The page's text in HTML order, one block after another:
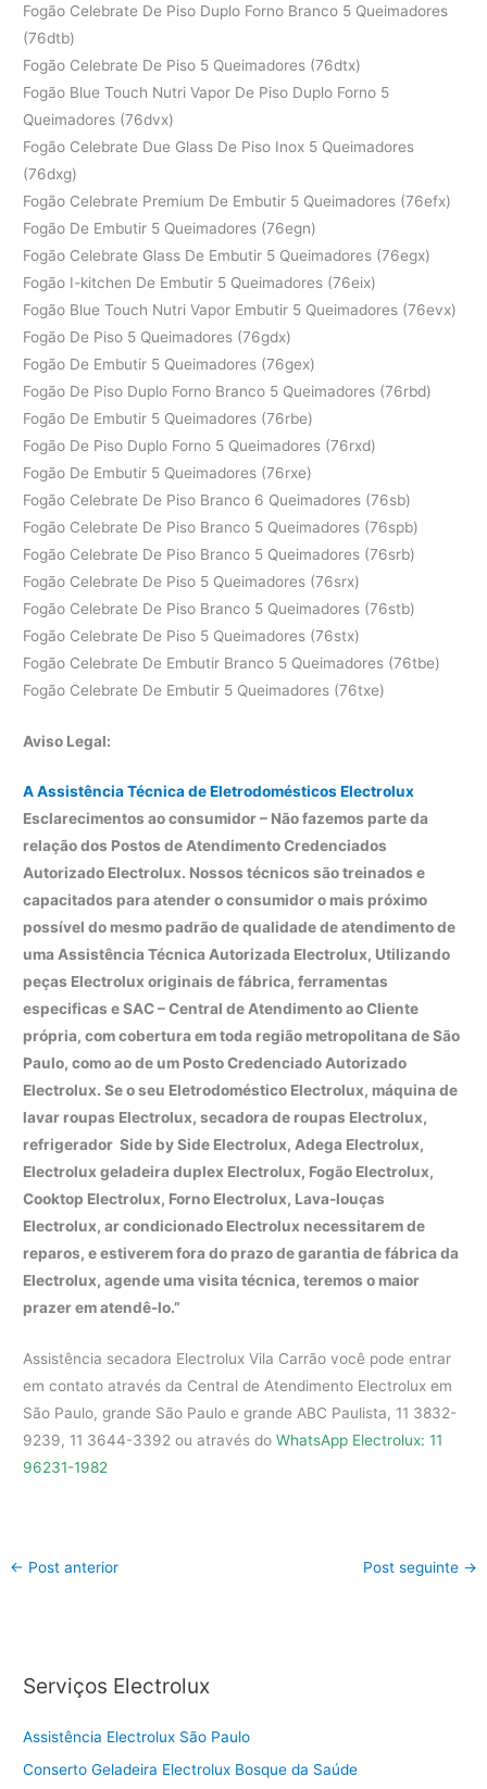
Fogão Celebrate De Piso Duplo Forno Branco 5 Queimadores
(76dtb)
Fogão Celebrate De Piso 5 Queimadores (76dtx)
Fogão Blue Touch Nutri Vapor De Piso Duplo Forno 5
Queimadores (76dvx)
Fogão Celebrate Due Glass De Piso Inox 5 Queimadores
(76dxg)
Fogão Celebrate Premium De Embutir 5 Queimadores (76efx)
Fogão De Embutir 5 Queimadores (76egn)
Fogão Celebrate Glass De Embutir 5 Queimadores (76egx)
Fogão I-kitchen De Embutir 5 Queimadores (76eix)
Fogão Blue Touch Nutri Vapor Embutir 5 Queimadores (76evx)
Fogão De Piso 5 Queimadores (76gdx)
Fogão De Embutir 5 Queimadores (76gex)
Fogão De Piso Duplo Forno Branco 5 Queimadores (76rbd)
Fogão De Embutir 5 Queimadores (76rbe)
Fogão De Piso Duplo Forno 5 Queimadores (76rxd)
Fogão De Embutir 5 Queimadores (76rxe)
Fogão Celebrate De Piso Branco 6 Queimadores (76sb)
Fogão Celebrate De Piso Branco 5 Queimadores (76spb)
Fogão Celebrate De Piso Branco 5 Queimadores (76srb)
Fogão Celebrate De Piso 5 Queimadores (76srx)
Fogão Celebrate De Piso Branco 5 Queimadores (76stb)
Fogão Celebrate De Piso 5 Queimadores (76stx)
Fogão Celebrate De Embutir Branco 5 Queimadores (76tbe)
Fogão Celebrate De Embutir 5 Queimadores (76txe)
Aviso Legal:
A Assistência Técnica de Eletrodomésticos Electrolux
Esclarecimentos ao consumidor – Não fazemos parte da
relação dos Postos de Atendimento Credenciados
Autorizado Electrolux. Nossos técnicos são treinados e
capacitados para atender o consumidor o mais próximo
possível do mesmo padrão de qualidade de atendimento de
uma Assistência Técnica Autorizada Electrolux, Utilizando
peças Electrolux originais de fábrica, ferramentas
especificas e SAC – Central de Atendimento ao Cliente
própria, com cobertura em toda região metropolitana de São
Paulo, como ao de um Posto Credenciado Autorizado
Electrolux. Se o seu Eletrodoméstico Electrolux, máquina de
lavar roupas Electrolux, secadora de roupas Electrolux,
refrigerador Side by Side Electrolux, Adega Electrolux,
Electrolux geladeira duplex Electrolux, Fogão Electrolux,
Cooktop Electrolux, Forno Electrolux, Lava-louças
Electrolux, ar condicionado Electrolux necessitarem de
reparos, e estiverem fora do prazo de garantia de fábrica da
Electrolux, agende uma visita técnica, teremos o maior
prazer em atendê-lo.”
Assistência secadora Electrolux Vila Carrão você pode entrar
em contato através da Central de Atendimento Electrolux em
São Paulo, grande São Paulo e grande ABC Paulista, 11 3832-
9239, 11 3644-3392 ou através doWhatsApp Electrolux: 11
96231-1982
← Post anterior Post seguinte →
Serviços Electrolux
Assistência Electrolux São Paulo
Conserto Geladeira Electrolux Bosque da Saúde